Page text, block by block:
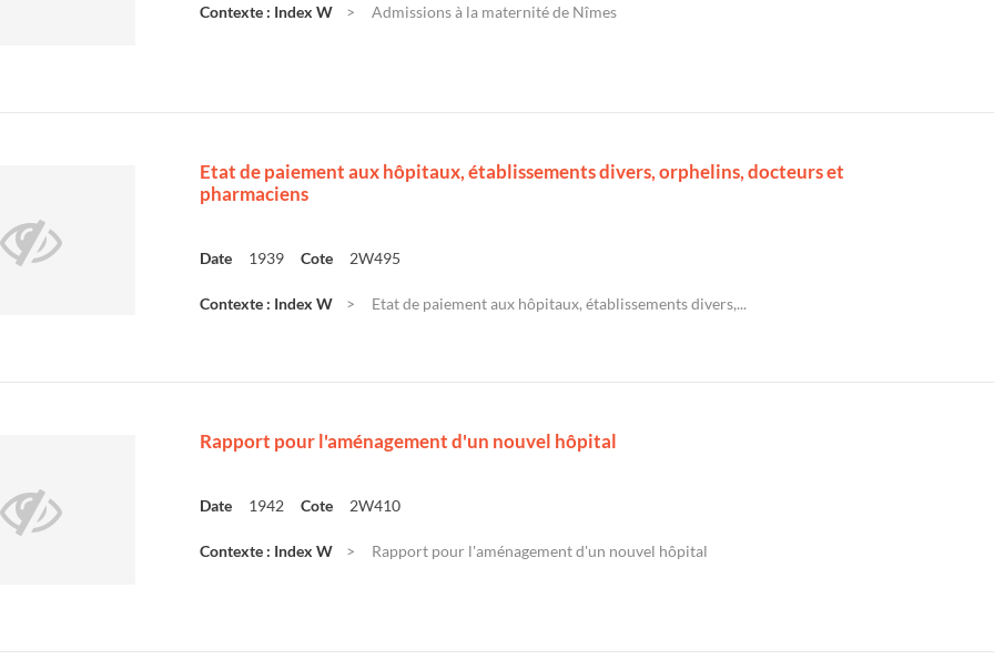
Contexte : Index W Admissions à la maternité de Nîmes
Etat de paiement aux hôpitaux, établissements divers, orphelins, docteurs et
pharmaciens
Date 1939 Cote 2W495
Contexte : Index W Etat de paiement aux hôpitaux, établissements divers,...
Rapport pour l'aménagement d'un nouvel hôpital
Date 1942 Cote 2W410
Contexte : Index W Rapport pour l'aménagement d'un nouvel hôpital